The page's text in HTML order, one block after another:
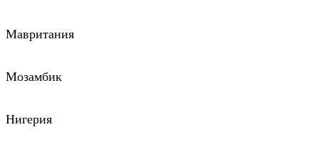
Мавритания
Мозамбик
Нигерия